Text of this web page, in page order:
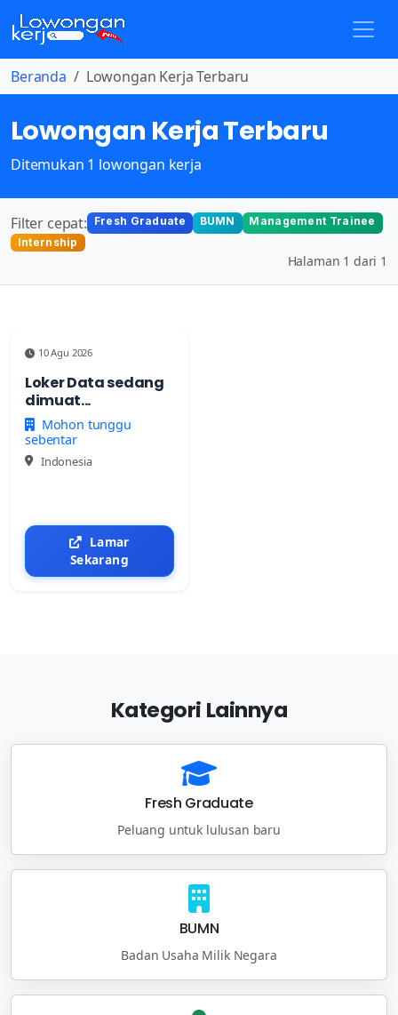
Beranda Lowongan Kerja Terbaru
Lowongan Kerja Terbaru
Ditemukan 1 lowongan kerja
Filter cepat: Fresh Graduate BUMN
Management Trainee
Internship
Halaman 1 dari 1
10 Agu 2026
Loker Data sedang
dimuat...
Mohon tunggu
sebentar
Indonesia
Lamar
Sekarang
Kategori Lainnya
Fresh Graduate
Peluang untuk lulusan baru
BUMN
Badan Usaha Milik Negara